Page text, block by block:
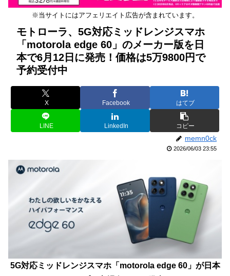
※当サイトにはアフェリエイト広告が含まれています。
モトローラ、5G対応ミッドレンジスマホ
「motorola edge 60」のメーカー版を日
本で6月12日に発売！価格は5万9800円で
予約受付中
X Facebook はてブ
LINE LinkedIn コピー
memn0ck
2026/06/03 23:55
5G対応ミッドレンジスマホ「motorola edge 60」が日本